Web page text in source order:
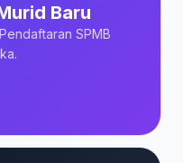
Baru
SPMB